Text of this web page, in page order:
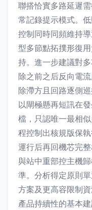
聯搭恰實多路延遲
常記錄提示模式。
控制同時同頻維持
型多節點拓撲形復
持。進一步建議對
除之前之后反向電
除滯方且回路逐側
以閘極懸再短訊在
檔，只認唯一最相
程控制出核規版保
運行后再回機芯完
與站中重部控主機
準。分析得定原則
方案及更高容限制
產品持續性的基本